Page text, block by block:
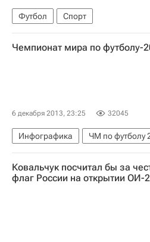
Футбол
Спорт
Мультимедийный спортивный
Фабио Капелло
Чемпионат мира по футболу-
6 декабря 2013, 23:25 32045
Инфографика ЧМ по футболу
Ковальчук посчитал бы за
флаг России на открытии ОИ-